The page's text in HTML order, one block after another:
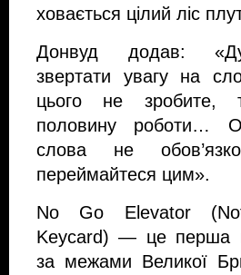
ховається цілий ліс
Донвуд додав:
звертати увагу на
цього не зробите,
половину роботи…
слова не
переймайтеся цим».
No Go Elevator
Keycard) — це перша
за межами Великої